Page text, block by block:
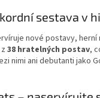
sestava v
nové postavy, herní
38 hratelných postav,
nimi ani debutanti jako